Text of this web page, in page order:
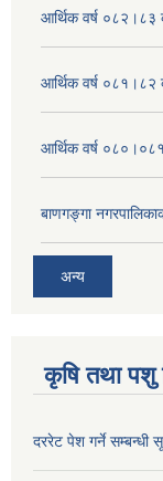
आर्थिक वर्ष ०८२।८३
आर्थिक वर्ष ०८१।८२
आर्थिक वर्ष
बाणगङ्गा
अन्य
कृषि तथा पशु
दररेट पेश गर्ने सम्बन्धी